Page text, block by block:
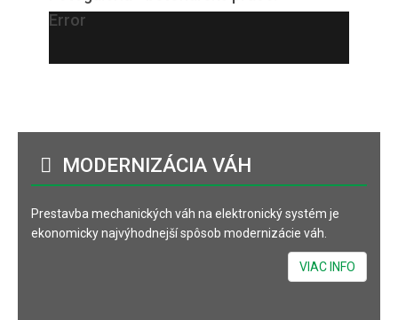
Error
MODERNIZÁCIA VÁH
Prestavba mechanických váh na elektronický systém je
ekonomicky najvýhodnejší spôsob modernizácie váh.
VIAC INFO